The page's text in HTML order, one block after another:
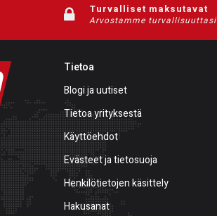
Turvalliset maksutavat
Arvostamme turvallisuuttasi
Tietoa
Blogi ja uutiset
Tietoa yrityksestä
Käyttöehdot
Evästeet ja tietosuoja
Henkilötietojen käsittely
Hakusanat